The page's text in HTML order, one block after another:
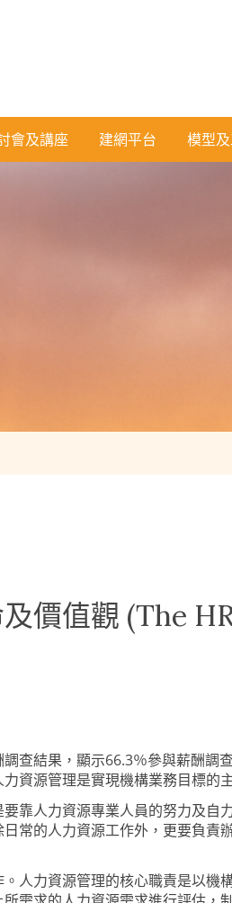
會及講座 建網平台 模型
價值觀 (The
查結果，顯示66.3％參與薪酬調
資源管理是實現機構業務目標的
靠人力資源專業人員的努力及自
常的人力資源工作外，更要負責
人力資源管理的核心職責是以機